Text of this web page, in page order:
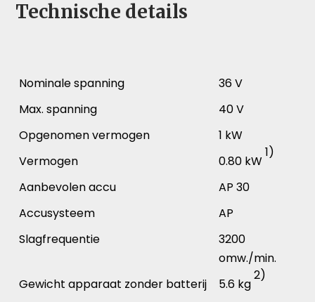
Technische details
Nominale spanning
36 V
Max. spanning
40 V
Opgenomen vermogen
1 kW
Vermogen
0.80 kW
1)
Aanbevolen accu
AP 30
Accusysteem
AP
Slagfrequentie
3200
omw./min.
Gewicht apparaat zonder batterij
5.6 kg
2)